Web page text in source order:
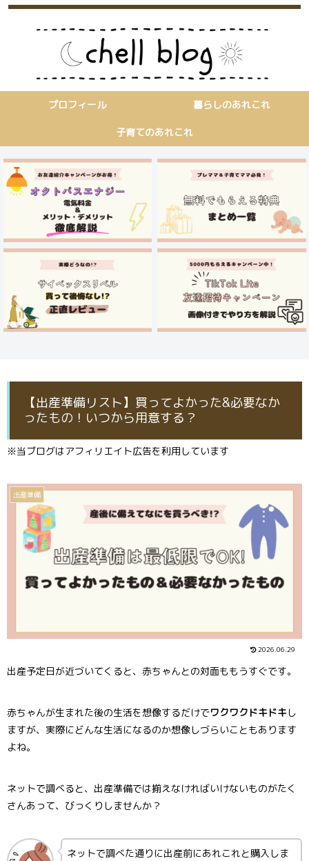
プロフィール 暮らしのあれこれ
子育てのあれこれ
【出産準備リスト】買ってよかった&必要なか
ったもの！いつから用意する？
※当ブログはアフィリエイト広告を利用しています
出産準備
2026.06.29
出産予定日が近づいてくると、赤ちゃんとの対面ももうすぐです。
赤ちゃんが生まれた後の生活を想像するだけでワクワクドキドキし
ますが、実際にどんな生活になるのか想像しづらいこともあります
よね。
ネットで調べると、出産準備では揃えなければいけないものがたく
さんあって、びっくりしませんか？
ネットで調べた通りに出産前にあれこれと購入しま